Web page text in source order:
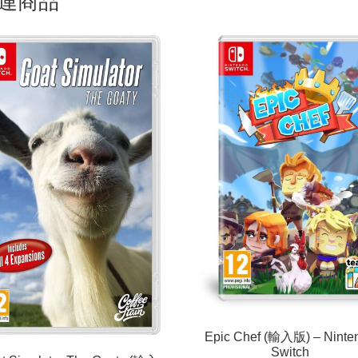
Epic Chef (輸入版) –
Switch